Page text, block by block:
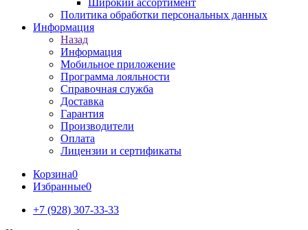
Широкий ассортимент
Политика обработки персональных данных
Информация
Назад
Информация
Мобильное приложение
Программа лояльности
Справочная служба
Доставка
Гарантия
Производители
Оплата
Лицензии и сертификаты
Корзина0
Избранные0
+7 (928) 307-33-33